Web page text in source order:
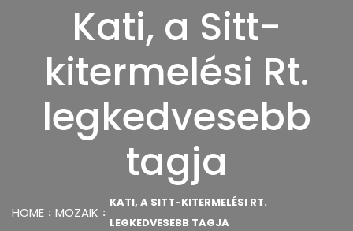
Kati, a Sitt-
kitermelési Rt.
legkedvesebb
tagja
HOME MOZAIK
KATI, A SITT-KITERMELÉSI RT.
LEGKEDVESEBB TAGJA